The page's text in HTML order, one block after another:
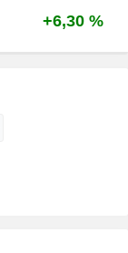
+6,30 %